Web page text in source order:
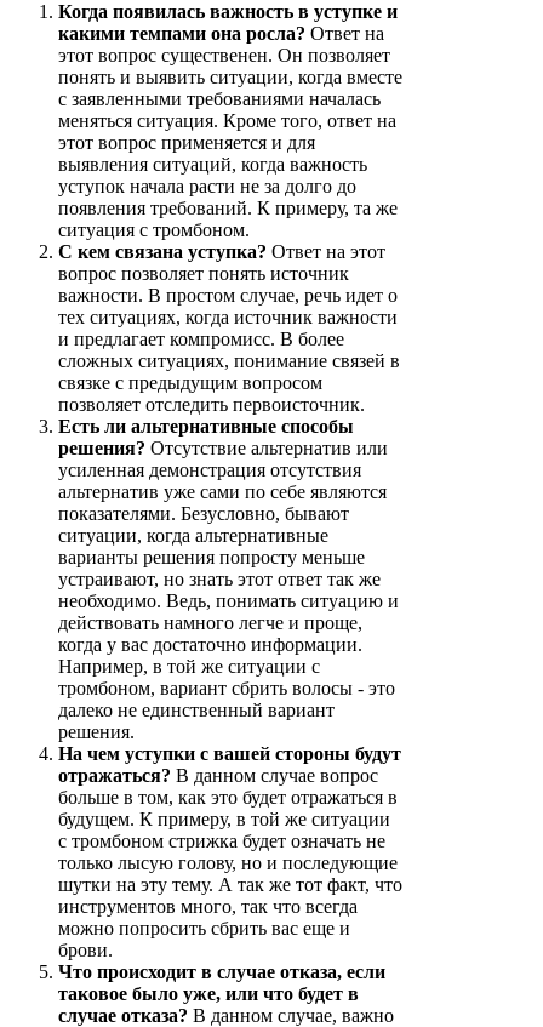
Когда появилась важность в уступке и
какими темпами она росла? Ответ на
этот вопрос существенен. Он позволяет
понять и выявить ситуации, когда вместе
с заявленными требованиями началась
меняться ситуация. Кроме того, ответ на
этот вопрос применяется и для
выявления ситуаций, когда важность
уступок начала расти не за долго до
появления требований. К примеру, та же
ситуация с тромбоном.
С кем связана уступка? Ответ на этот
вопрос позволяет понять источник
важности. В простом случае, речь идет о
тех ситуациях, когда источник важности
и предлагает компромисс. В более
сложных ситуациях, понимание связей в
связке с предыдущим вопросом
позволяет отследить первоисточник.
Есть ли альтернативные способы
решения? Отсутствие альтернатив или
усиленная демонстрация отсутствия
альтернатив уже сами по себе являются
показателями. Безусловно, бывают
ситуации, когда альтернативные
варианты решения попросту меньше
устраивают, но знать этот ответ так же
необходимо. Ведь, понимать ситуацию и
действовать намного легче и проще,
когда у вас достаточно информации.
Например, в той же ситуации с
тромбоном, вариант сбрить волосы - это
далеко не единственный вариант
решения.
На чем уступки с вашей стороны будут
отражаться? В данном случае вопрос
больше в том, как это будет отражаться в
будущем. К примеру, в той же ситуации
с тромбоном стрижка будет означать не
только лысую голову, но и последующие
шутки на эту тему. А так же тот факт, что
инструментов много, так что всегда
можно попросить сбрить вас еще и
брови.
Что происходит в случае отказа, если
таковое было уже, или что будет в
случае отказа? В данном случае, важно